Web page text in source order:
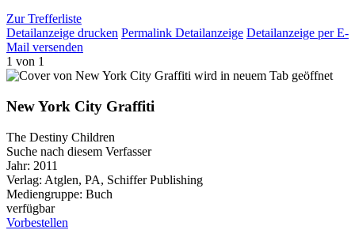
Zur Trefferliste
Detailanzeige drucken Permalink Detailanzeige Detailanzeige per E-
Mail versenden
1 von 1
wird in neuem Tab geöffnet
New York City Graffiti
The Destiny Children
Suche nach diesem Verfasser
Jahr: 2011
Verlag: Atglen, PA, Schiffer Publishing
Mediengruppe: Buch
verfügbar
Vorbestellen